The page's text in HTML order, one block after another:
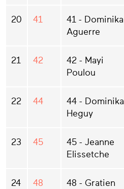
20 41
41 - Dominika
Aguerre
21 42
42 - Mayi
Poulou
22 44
44 - Dominika
Heguy
23 45
45 - Jeanne
Elissetche
24 48
48 - Gratien